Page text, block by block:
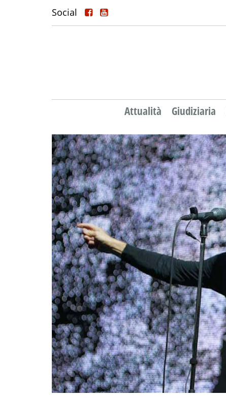
Social
Attualità Giudiziaria